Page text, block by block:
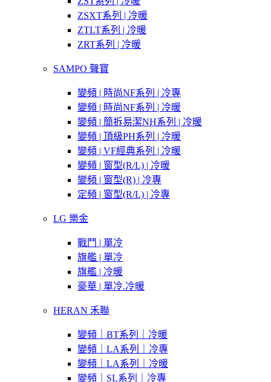
ZSXT系列 | 冷暖
ZTLT系列 | 冷暖
ZRT系列 | 冷暖
SAMPO 聲寶
變頻 | 時尚NF系列 | 冷專
變頻 | 時尚NF系列 | 冷暖
變頻 | 簡拆易潔NH系列 | 冷暖
變頻 | 頂級PH系列 | 冷暖
變頻 | VF經典系列 | 冷暖
變頻 | 窗型(R/L) | 冷暖
變頻 | 窗型(R) | 冷專
定頻 | 窗型(R/L) | 冷專
LG 樂金
戰鬥 | 單冷
旗艦 | 單冷
旗艦 | 冷暖
豪華 | 單冷.冷暖
HERAN 禾聯
變頻｜BT系列｜冷暖
變頻｜LA系列｜冷專
變頻｜LA系列｜冷暖
變頻｜SL系列｜冷專